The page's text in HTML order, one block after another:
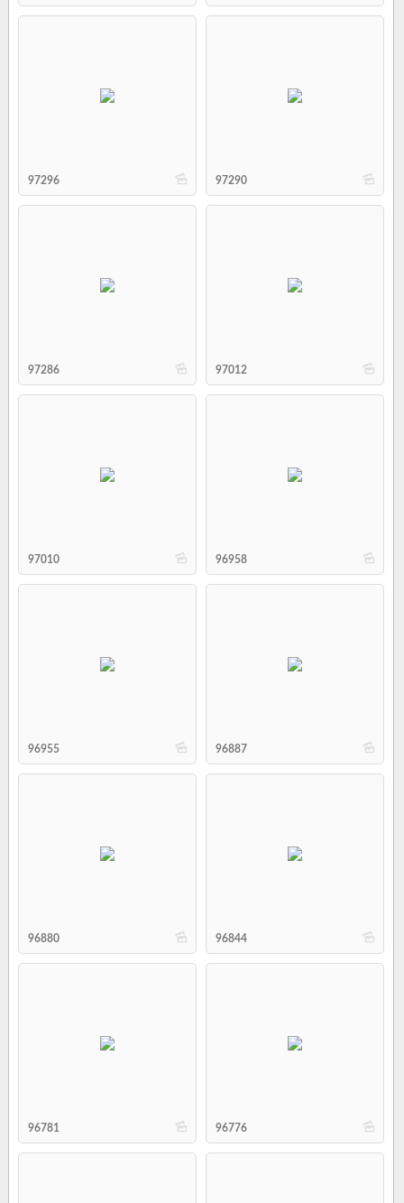
b
97296 b
97290
b
97286 b
97012
b
97010 b
96958
b
96955 b
96887
b
96880 b
96844
b
96781 b
96776